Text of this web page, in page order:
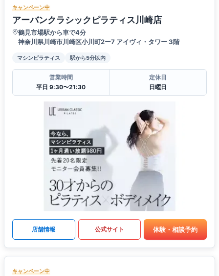
キャンペーン中
アーバンクラシックピラティス川崎店
鶴見市場駅から車で4分
神奈川県川崎市川崎区小川町2ー7 アイヴィ・タワー 3階
マシンピラティス 駅から5分以内
営業時間
平日 9:30〜21:30
定休日
日曜日
店舗情報 公式サイト 体験・相談予約
キャンペーン中